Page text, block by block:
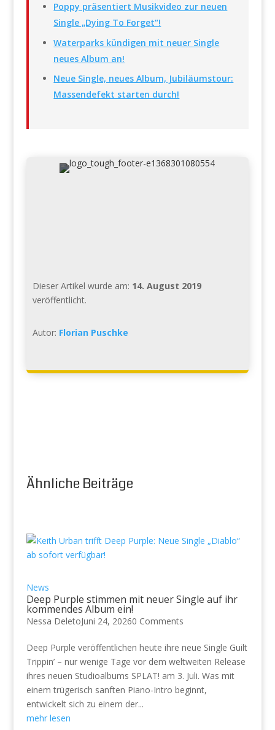
Poppy präsentiert Musikvideo zur neuen
Single „Dying To Forget“!
Waterparks kündigen mit neuer Single
neues Album an!
Neue Single, neues Album, Jubiläumstour:
Massendefekt starten durch!
Dieser Artikel wurde am: 14. August 2019
veröffentlicht.
Autor: Florian Puschke
Ähnliche Beiträge
News
Deep Purple stimmen mit neuer Single auf ihr
kommendes Album ein!
Nessa DeletoJuni 24, 20260 Comments
Deep Purple veröffentlichen heute ihre neue Single Guilt
Trippin’ – nur wenige Tage vor dem weltweiten Release
ihres neuen Studioalbums SPLAT! am 3. Juli. Was mit
einem trügerisch sanften Piano-Intro beginnt,
entwickelt sich zu einem der...
mehr lesen